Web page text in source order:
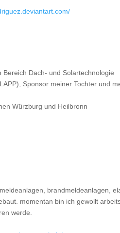
Dach- und Solartechnologie
Sponsor meiner Tochter und
Würzburg und Heilbronn
brandmeldeanlagen,
momentan bin ich gewollt
werde.